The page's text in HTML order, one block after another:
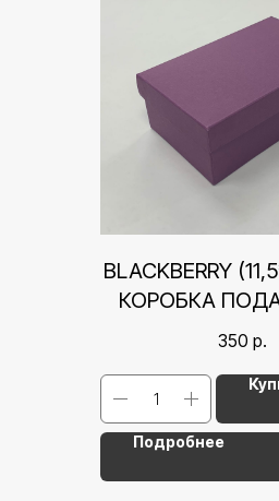
BLACKBERRY
КОРОБКА
КРЫШКА-
350 р.
Подробнее